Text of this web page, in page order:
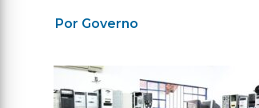
Por Governo